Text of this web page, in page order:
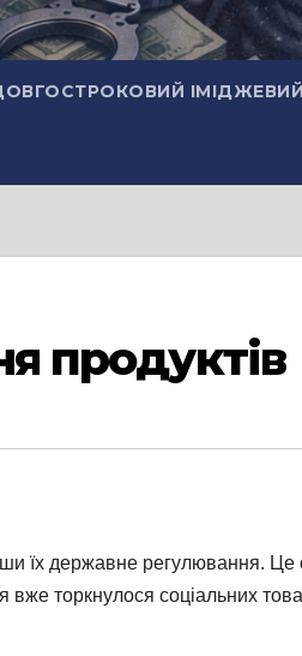
продуктів
їх державне регулювання.
торкнулося соціальних